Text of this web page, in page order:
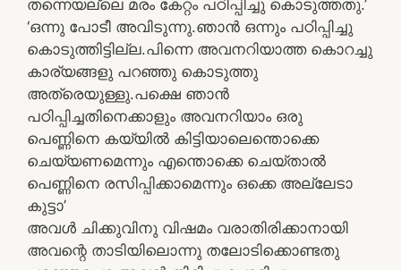
തന്നെയല്ലെ മരം കേറ്റം പഠിപ്പിച്ചു കൊടുത്തതു.’
‘ഒന്നു പോടീ അവിടുന്നു.ഞാന്‍ ഒന്നും പഠിപ്പിച്ചു
കൊടുത്തിട്ടില്ല.പിന്നെ അവനറിയാത്ത കൊറച്ചു
കാര്യങ്ങളു പറഞ്ഞു കൊടുത്തു
അത്രെയുള്ളു.പക്ഷെ ഞാന്‍
പഠിപ്പിച്ചതിനെക്കാളും അവനറിയാം ഒരു
പെണ്ണിനെ കയ്യില്‍ കിട്ടിയാലെന്തൊക്കെ
ചെയ്യണമെന്നും എന്തൊക്കെ ചെയ്താല്‍
പെണ്ണിനെ രസിപ്പിക്കാമെന്നും ഒക്കെ അല്ലേടാ
കുട്ടാ’
അവള്‍ ചിക്കുവിനു വിഷമം വരാതിരിക്കാനായി
അവന്റെ താടിയിലൊന്നു തലോടിക്കൊണ്ടതു